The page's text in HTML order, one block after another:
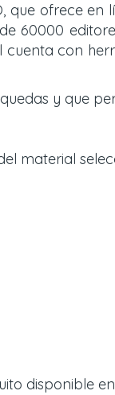
que ofrece en
60000
con
y que
material
disponible